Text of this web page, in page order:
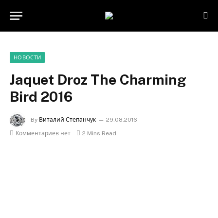
НОВОСТИ
Jaquet Droz The Charming
Bird 2016
By Виталий Степанчук
29.08.2016
Комментариев нет
2 Mins Read